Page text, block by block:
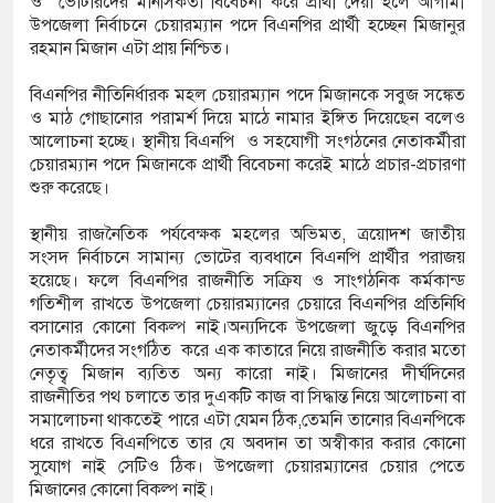
জাতীয়
উপজেলা নির্বাচনে চেয়ারম্যান পদে বিএনপির প্রার্থী হচ্ছেন মিজানুর
রহমান মিজান এটা প্রায় নিশ্চিত।
বিএনপির নীতিনির্ধারক মহল চেয়ারম্যান পদে মিজানকে সবুজ সঙ্কেত
ও মাঠ গোছানোর পরামর্শ দিয়ে মাঠে নামার ইঙ্গিত দিয়েছেন বলেও
আলোচনা হচ্ছে। স্থানীয় বিএনপি ও সহযোগী সংগঠনের নেতাকর্মীরা
চেয়ারম্যান পদে মিজানকে প্রার্থী বিবেচনা করেই মাঠে প্রচার-প্রচারণা
শুরু করেছে।
স্থানীয় রাজনৈতিক পর্যবেক্ষক মহলের অভিমত, ত্রয়োদশ জাতীয়
সংসদ নির্বাচনে সামান্য ভোটের ব্যবধানে বিএনপি প্রার্থীর পরাজয়
হয়েছে। ফলে বিএনপির রাজনীতি সক্রিয ও সাংগঠনিক কর্মকান্ড
গতিশীল রাখতে উপজেলা চেয়ারম্যানের চেয়ারে বিএনপির প্রতিনিধি
বসানোর কোনো বিকল্প নাই।অন্যদিকে উপজেলা জুড়ে বিএনপির
নেতাকর্মীদের সংগঠিত করে এক কাতারে নিয়ে রাজনীতি করার মতো
নেতৃত্ব মিজান ব্যতিত অন্য কারো নাই। মিজানের দীর্ঘদিনের
রাজনীতির পথ চলাতে তার দুএকটি কাজ বা সিদ্ধান্ত নিয়ে আলোচনা বা
সমালোচনা থাকতেই পারে এটা যেমন ঠিক,তেমনি তানোর বিএনপিকে
ধরে রাখতে বিএনপিতে তার যে অবদান তা অস্বীকার করার কোনো
সুযোগ নাই সেটিও ঠিক। উপজেলা চেয়ারম্যানের চেয়ার পেতে
মিজানের কোনো বিকল্প নাই।